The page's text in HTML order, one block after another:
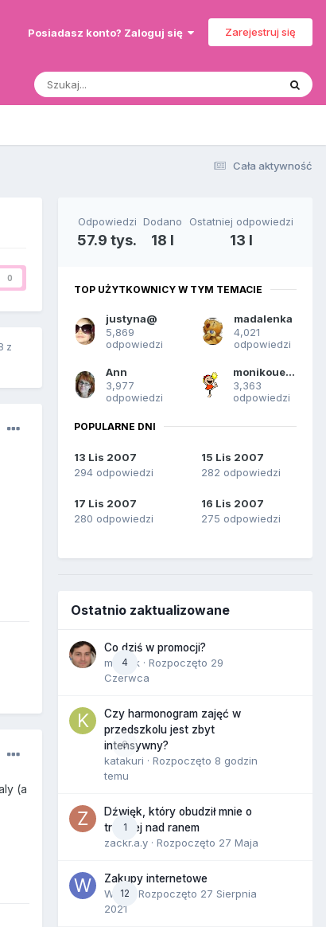
Posiadasz konto? Zaloguj się Zarejestruj się
Cała aktywność
0
z
(a
Odpowiedzi
57.9 tys.
Dodano
18 l
Ostatniej odpowiedzi
13 l
TOP UŻYTKOWNICY W TYM TEMACIE
justyna@
5,869
odpowiedzi
madalenka
4,021
odpowiedzi
Ann
3,977
odpowiedzi
monikouette
3,363
odpowiedzi
POPULARNE DNI
13 Lis 2007
294 odpowiedzi
15 Lis 2007
282 odpowiedzi
17 Lis 2007
280 odpowiedzi
16 Lis 2007
275 odpowiedzi
Ostatnio zaktualizowane
4
Co dziś w promocji?
maciek · Rozpoczęto 29
Czerwca
0
Czy harmonogram zajęć w
przedszkolu jest zbyt
intensywny?
katakuri · Rozpoczęto 8 godzin
temu
1
Dźwięk, który obudził mnie o
trzeciej nad ranem
zackr.a.y · Rozpoczęto 27 Maja
12
Zakupy internetowe
Wula · Rozpoczęto 27 Sierpnia
2021